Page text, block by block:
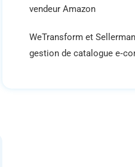
vendeur Amazon
WeTransform et
gestion de catalogue